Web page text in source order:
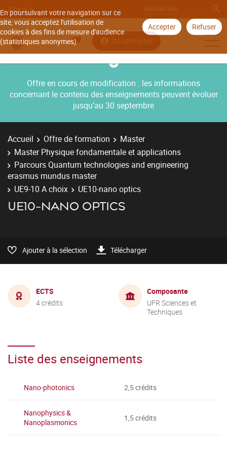
En poursuivant votre navigation sur ce
site, vous acceptez l'utilisation de
cookies à des fins de mesure d'audience
(statistiques anonymes).
Accepter Refuser
Aller à
Se connecter
Offre en cours de modification : les informations
concernant le contenu des enseignements peuvent évoluer
jusqu’au 30 septembre
Accueil Offre de formation
Master
Master Physique fondamentale et applications
Parcours Quantum technologies and engineering
erasmus mundus master
UE9-10 A choix
UE10-nano optics
UE10-NANO OPTICS
Ajouter à la sélection Télécharger
ECTS
4 crédits
Composante
UFR Sciences et
Techniques
Liste des enseignements
Nano-photonics 2,5 crédits
Nanophysics &
Nanoplasmonics
1,5 crédits